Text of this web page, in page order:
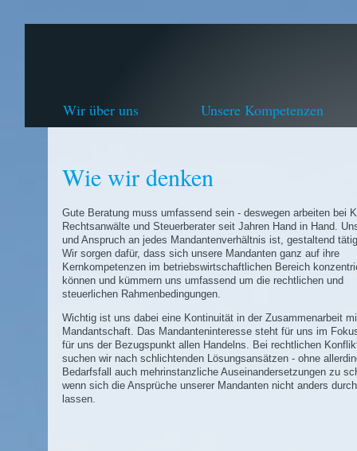
Wir über uns Unsere Kompetenzen
Wie wir denken
Gute Beratung muss umfassend sein - deswegen arbeiten bei
Rechtsanwälte und Steuerberater seit Jahren Hand in Hand.
und Anspruch an jedes Mandantenverhältnis ist, gestaltend
Wir sorgen dafür, dass sich unsere Mandanten ganz auf ihre
Kernkompetenzen im betriebswirtschaftlichen Bereich
können und kümmern uns umfassend um die rechtlichen und
steuerlichen Rahmenbedingungen.
Wichtig ist uns dabei eine Kontinuität in der Zusammenarbeit
Mandantschaft. Das Mandanteninteresse steht für uns im
für uns der Bezugspunkt allen Handelns. Bei rechtlichen
suchen wir nach schlichtenden Lösungsansätzen - ohne
Bedarfsfall auch mehrinstanzliche Auseinandersetzungen zu
wenn sich die Ansprüche unserer Mandanten nicht anders
lassen.